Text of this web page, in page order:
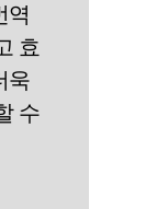
역
효
욱
수